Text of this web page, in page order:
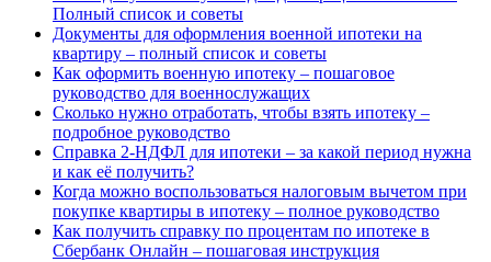
Полный список и советы
Документы для оформления военной ипотеки на
квартиру – полный список и советы
Как оформить военную ипотеку – пошаговое
руководство для военнослужащих
Сколько нужно отработать, чтобы взять ипотеку –
подробное руководство
Справка 2-НДФЛ для ипотеки – за какой период нужна
и как её получить?
Когда можно воспользоваться налоговым вычетом при
покупке квартиры в ипотеку – полное руководство
Как получить справку по процентам по ипотеке в
Сбербанк Онлайн – пошаговая инструкция